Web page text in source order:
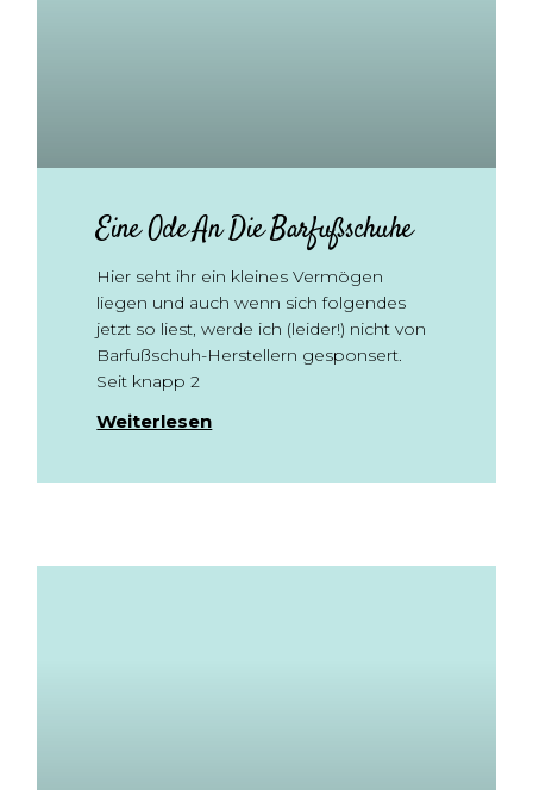
Eine Ode An Die Barfußschuhe
Hier seht ihr ein kleines Vermögen
liegen und auch wenn sich folgendes
jetzt so liest, werde ich (leider!) nicht von
Barfußschuh-Herstellern gesponsert.
Seit knapp 2
Weiterlesen